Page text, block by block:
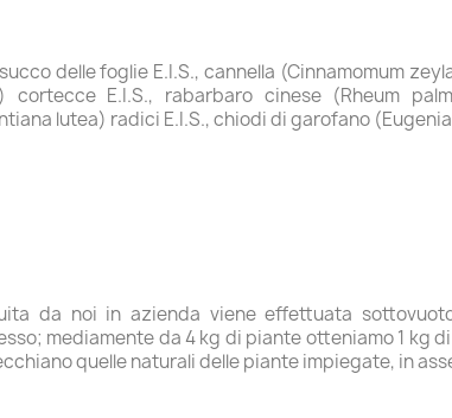
delle foglie E.I.S., cannella (Cinnamomum
E.I.S., rabarbaro cinese (Rheum
lutea) radici E.I.S., chiodi di garofano
da noi in azienda viene effettuata
mediamente da 4 kg di piante otteniamo 1 kg
quelle naturali delle piante impiegate, in